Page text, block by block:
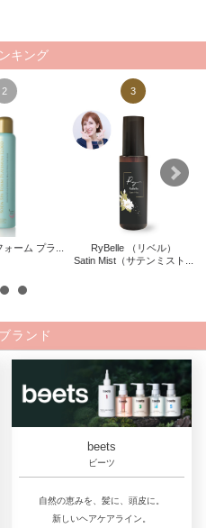
キング
2
ーム プラ...
3
RyBelle （リベル）
Satin Mist（サテンミスト...
ランド
beets
ビーツ
自然の恵みを、髪に、頭皮に。
新しいヘアケアライン。